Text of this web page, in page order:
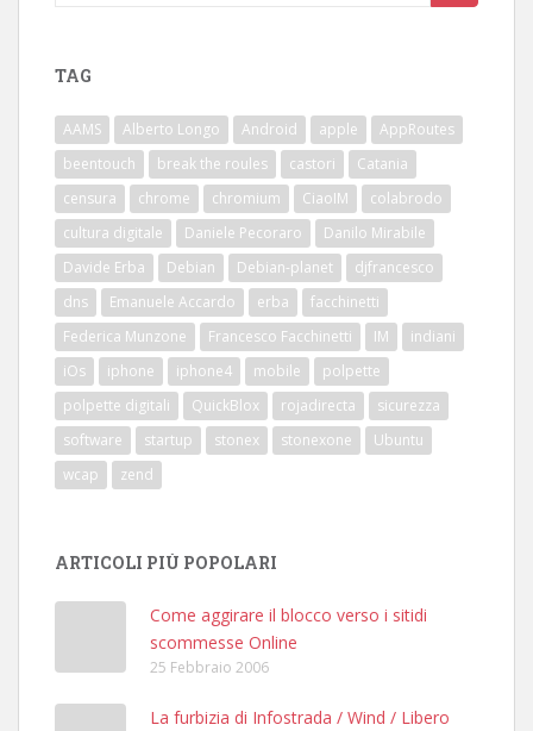
TAG
AAMS Alberto Longo Android apple
AppRoutes
beentouch
break the roules castori
Catania
censura
chrome chromium CiaoIM
colabrodo
cultura digitale
Daniele Pecoraro
Danilo Mirabile
Davide Erba
Debian Debian-planet
djfrancesco
dns
Emanuele Accardo erba
facchinetti
Federica Munzone
Francesco Facchinetti IM
indiani
iOs
iphone iphone4 mobile
polpette
polpette digitali
QuickBlox rojadirecta
sicurezza
software
startup stonex stonexone
Ubuntu
wcap
zend
ARTICOLI PIÙ POPOLARI
Come aggirare il blocco verso i sitidi
scommesse Online
25 Febbraio 2006
La furbizia di Infostrada / Wind / Libero